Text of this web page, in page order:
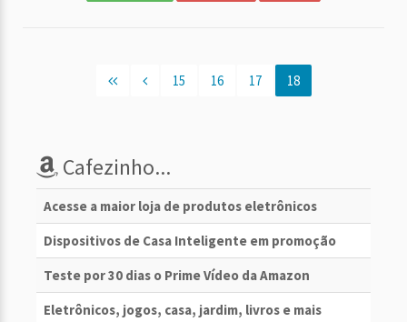
15 16 17 18
Cafezinho...
Acesse a maior loja de produtos eletrônicos
Dispositivos de Casa Inteligente em promoção
Teste por 30 dias o Prime Vídeo da Amazon
Eletrônicos, jogos, casa, jardim, livros e mais